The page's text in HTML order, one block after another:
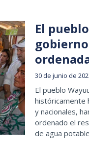
El
30 de junio de
El pueblo
históricamente
y nacionales,
ordenado el
de agua